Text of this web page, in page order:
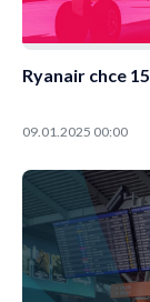
Ryanair chce
09.01.2025 00:00